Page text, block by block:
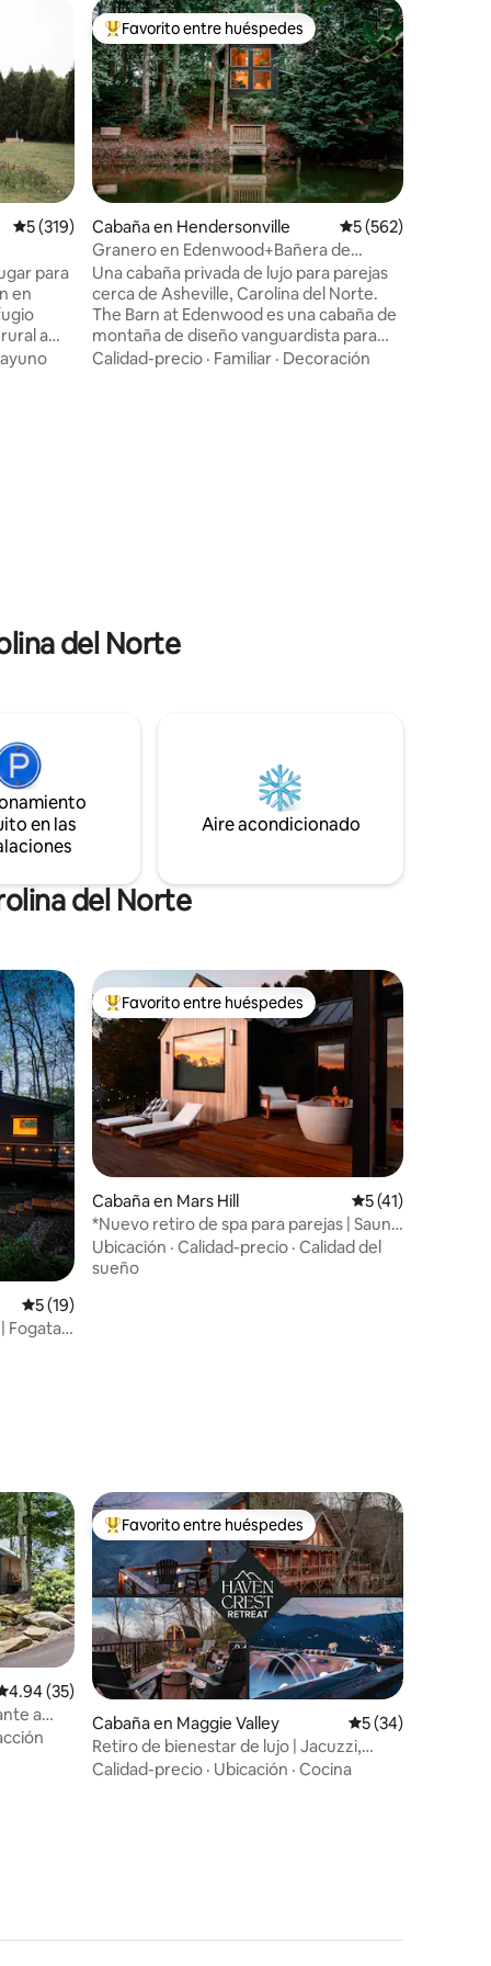
Calificación promedio: 5 de 5, 319 reseñas
5 (319)
para
en
a
Favorito entre huéspedes preferido
Favorito entre huéspedes
Cabaña en Hendersonville Calificación
5 (562)
Granero en Edenwood+Bañera de
hidromasaje+Escapada de lujo para
parejas
Una cabaña privada de lujo para parejas
cerca de Asheville, Carolina del Norte.
The Barn at Edenwood es una cabaña de
montaña de diseño vanguardista para
escapadas románticas y retiros
Calidad-precio · Familiar · Decoración
del Norte
en las
Aire acondicionado
del Norte
Calificación promedio: 5 de 5, 19 reseñas
5 (19)
Fogata |
Favorito entre huéspedes preferido
Favorito entre huéspedes
Cabaña en Mars Hill Calificación
5 (41)
*Nuevo retiro de spa para parejas | Sauna
+ bañera al aire libre
Ubicación · Calidad-precio · Calidad del
sueño
promedio: 4.94 de 5, 35 reseñas
4.94 (35)
a
Favorito entre huéspedes preferido
Favorito entre huéspedes
Cabaña en Maggie Valley Calificación
5 (34)
Retiro de bienestar de lujo | Jacuzzi,
sauna, vistas
Calidad-precio · Ubicación · Cocina